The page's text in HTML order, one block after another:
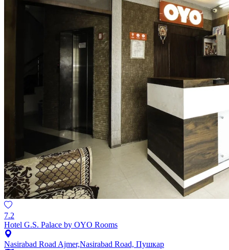
7.2
Hotel G.S. Palace by OYO Rooms
Nasirabad Road Ajmer,Nasirabad Road, Пушкар